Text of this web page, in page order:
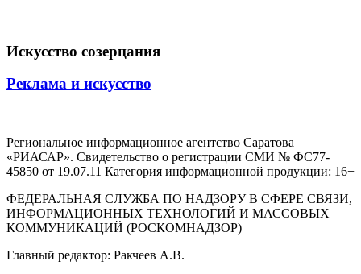
Искусство созерцания
Реклама и искусство
Региональное информационное агентство Саратова
«РИАСАР». Свидетельство о регистрации СМИ № ФС77-
45850 от 19.07.11 Категория информационной продукции: 16+
ФЕДЕРАЛЬНАЯ СЛУЖБА ПО НАДЗОРУ В СФЕРЕ СВЯЗИ,
ИНФОРМАЦИОННЫХ ТЕХНОЛОГИЙ И МАССОВЫХ
КОММУНИКАЦИЙ (РОСКОМНАДЗОР)
Главный редактор: Ракчеев А.В.